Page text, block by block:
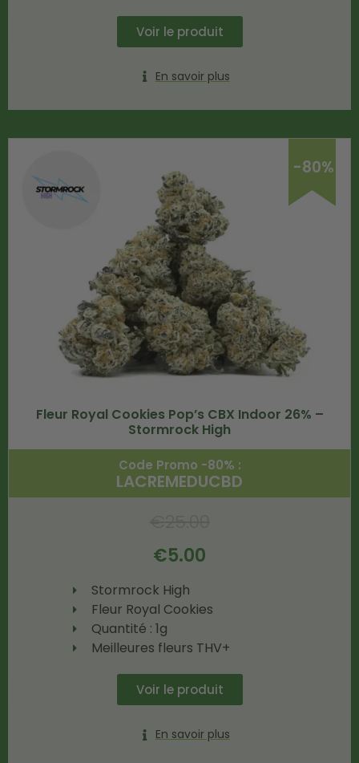
Voir le produit
En savoir plus
-80%
Fleur Royal Cookies Pop’s CBX Indoor 26% –
Stormrock High
Code Promo -80% :
LACREMEDUCBD
€5.00
Stormrock High
Fleur Royal Cookies
Quantité : 1g
Meilleures fleurs THV+
Voir le produit
En savoir plus